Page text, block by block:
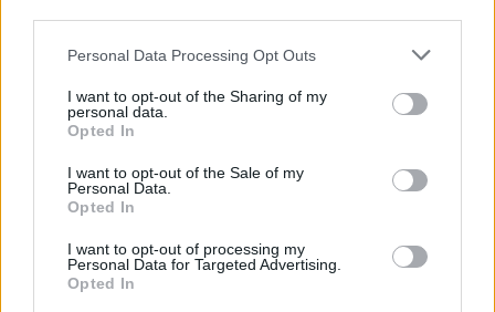
Please note that this website/app uses one or more Google
not limited to your visit or usage behaviour. You may click to
grant or deny consent to Google and its third-party tags to
use your data for below specified purposes in below Google
consent section.
Personal Data Processing Opt Outs
I want to opt-out of the Sharing of my
personal data.
Opted In
I want to opt-out of the Sale of my
Personal Data.
Opted In
I want to opt-out of processing my
Personal Data for Targeted Advertising.
Opted In
Szalai Vivient nevezték ki a TV2 hírigazgatójáváa
(azután, hogy Andy Vajna révén kormányközelbe
hír érkezett arról, hogy a TV2 új alapokra helyezi a
Tényeket, Azurák Csaba és Várkonyi Andrea
az esti hírműsor élére.
Gönczi Gábor neve merült fel már a kezdetekben is a